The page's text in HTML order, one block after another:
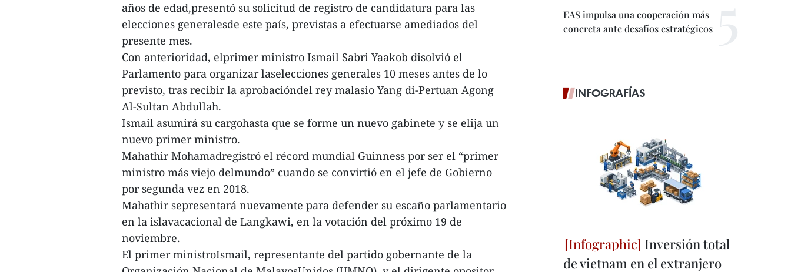
años de edad,presentó su solicitud de registro de candidatura para las
elecciones generalesde este país, previstas a efectuarse amediados del
presente mes.
Con anterioridad, elprimer ministro Ismail Sabri Yaakob disolvió el
Parlamento para organizar laselecciones generales 10 meses antes de lo
previsto, tras recibir la aprobacióndel rey malasio Yang di-Pertuan Agong
Al-Sultan Abdullah.
Ismail asumirá su cargohasta que se forme un nuevo gabinete y se elija un
nuevo primer ministro.
Mahathir Mohamadregistró el récord mundial Guinness por ser el “primer
ministro más viejo delmundo” cuando se convirtió en el jefe de Gobierno
por segunda vez en 2018.
Mahathir sepresentará nuevamente para defender su escaño parlamentario
en la islavacacional de Langkawi, en la votación del próximo 19 de
noviembre.
El primer ministroIsmail, representante del partido gobernante de la
EAS impulsa una cooperación más
concreta ante desafíos estratégicos
INFOGRAFÍAS
Inversión total
de vietnam en el extranjero